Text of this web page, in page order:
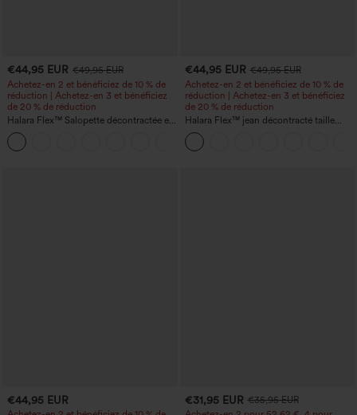
€44,95 EUR €49,95 EUR
Achetez-en 2 et bénéficiez de 10 % de
réduction | Achetez-en 3 et bénéficiez
de 20 % de réduction
Halara Flex™ Salopette décontractée en
denim lavé à encolure en V avec poche
€44,95 EUR €49,95 EUR
Achetez-en 2 et bénéficiez de 10 % de
réduction | Achetez-en 3 et bénéficiez
de 20 % de réduction
Halara Flex™ jean décontracté taille
haute, large, avec poches, ourlet
retroussé et effet délavé
€44,95 EUR €31,95 EUR €35,95 EUR